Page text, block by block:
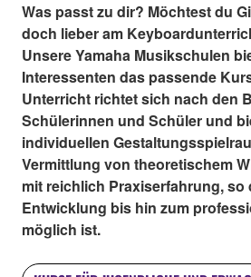
Was passt zu dir? Möchtest du
doch lieber am
Unsere Yamaha Musikschulen
Interessenten das passende
Unterricht richtet sich nach den
Schülerinnen und Schüler und
individuellen
Vermittlung von theoretischem
mit reichlich Praxiserfahrung, so
Entwicklung bis hin zum
möglich ist.